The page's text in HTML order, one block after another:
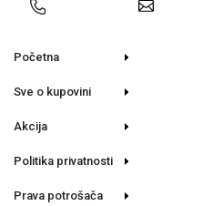
Početna
Sve o kupovini
Akcija
Politika privatnosti
Prava potrošača